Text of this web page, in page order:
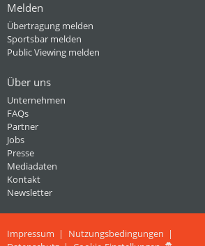
Melden
Übertragung melden
Sportsbar melden
Public Viewing melden
Über uns
Unternehmen
FAQs
Partner
Jobs
Presse
Mediadaten
Kontakt
Newsletter
Impressum
Nutzungsbedingungen